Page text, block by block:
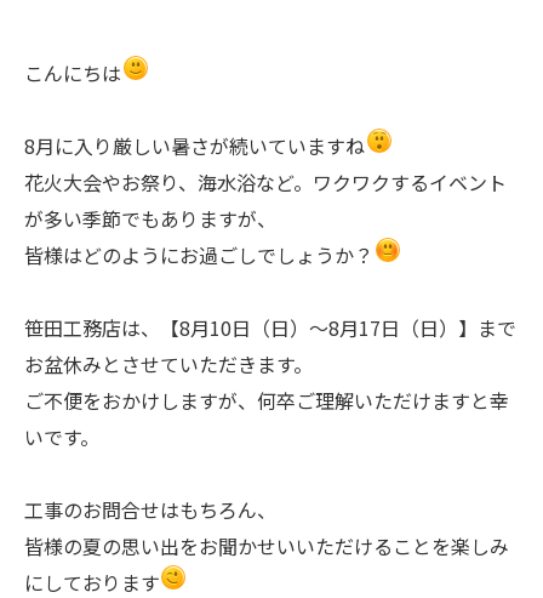
こんにちは
8月に入り厳しい暑さが続いていますね
花火大会やお祭り、海水浴など。ワクワクするイベント
が多い季節でもありますが、
皆様はどのようにお過ごしでしょうか？
笹田工務店は、【8月10日（日）～8月17日（日）】まで
お盆休みとさせていただきます。
ご不便をおかけしますが、何卒ご理解いただけますと幸
いです。
工事のお問合せはもちろん、
皆様の夏の思い出をお聞かせいいただけることを楽しみ
にしております